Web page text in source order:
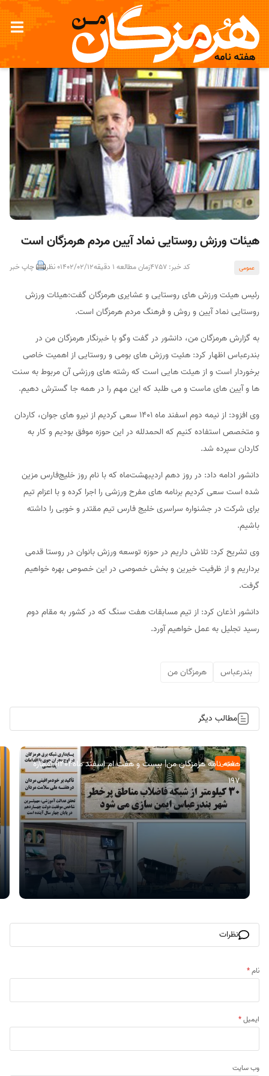
هیئات ورزش روستایی نماد آیین مردم هرمزگان است
عمومی کد خبر: 4757 زمان مطالعه 1 دقیقه 1402/02/120 نظر چاپ خبر
رئیس هیئت ورزش های روستایی و عشایری هرمزگان گفت:هیئات ورزش
روستایی نماد آیین و روش و فرهنگ مردم هرمزگان است.
به گزارش هرمزگان من، دانشور در گفت وگو با خبرنگار هرمزگان من در
بندرعباس اظهار کرد: هئیت ورزش های بومی و روستایی از اهمیت خاصی
برخوردار است و از هیئت هایی است که رشته های ورزشی آن مربوط به سنت
ها و آیین های ماست و می طلبد که این مهم را در همه جا گسترش دهیم.
وی افزود: از نیمه دوم اسفند ماه ۱۴۰۱ سعی کردیم از نیرو های جوان، کاردان
و متخصص استفاده کنیم که الحمدلله در این حوزه موفق بودیم و کار به
کاردان سپرده شد.
دانشور ادامه داد: در روز دهم اردیبهشت‌ماه که با نام روز خلیج‌فارس مزین
شده است سعی کردیم برنامه های مفرح ورزشی را اجرا کرده و با اعزام تیم
برای شرکت در جشنواره سراسری خلیج فارس تیم مقتدر و خوبی را داشته
باشیم.
وی تشریح کرد: تلاش داریم در حوزه توسعه ورزش بانوان در روستا قدمی
برداریم و از ظرفیت خیرین و بخش خصوصی در این خصوص بهره خواهیم
گرفت.
دانشور اذعان کرد: از تیم مسابقات هفت سنگ که در کشور به مقام دوم
رسید تجلیل به عمل خواهیم آورد.
بندرعباس هرمزگان من
مطالب دیگر
عمومی
هفته نامه هرمزگان من| بیست و هفت ام اسفند ماه۱۴۰۴| شماره
197
نظرات
نام*
ایمیل*
وب‌ سایت